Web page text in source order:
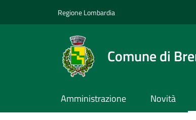
Regione Lombardia
Comune di
Amministrazione Novità